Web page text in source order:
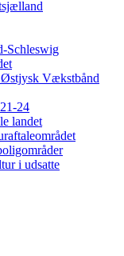
Schleswig
Vækstbånd
24
landet
i udsatte